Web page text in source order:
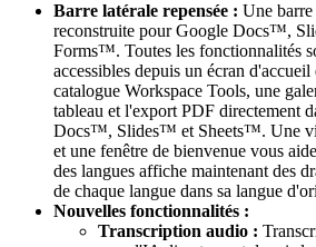
Barre latérale repensée : Une barre
reconstruite pour Google Docs™,
Forms™. Toutes les fonctionnalités
accessibles depuis un écran
catalogue Workspace Tools, une
tableau et l'export PDF directement
Docs™, Slides™ et Sheets™. Une
et une fenêtre de bienvenue vous
des langues affiche maintenant des
de chaque langue dans sa langue
Nouvelles fonctionnalités :
Transcription audio :